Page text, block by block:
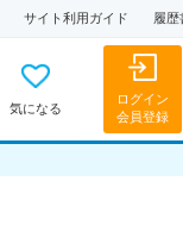
サイト利用ガイド 履歴
気になる
ログイン
会員登録